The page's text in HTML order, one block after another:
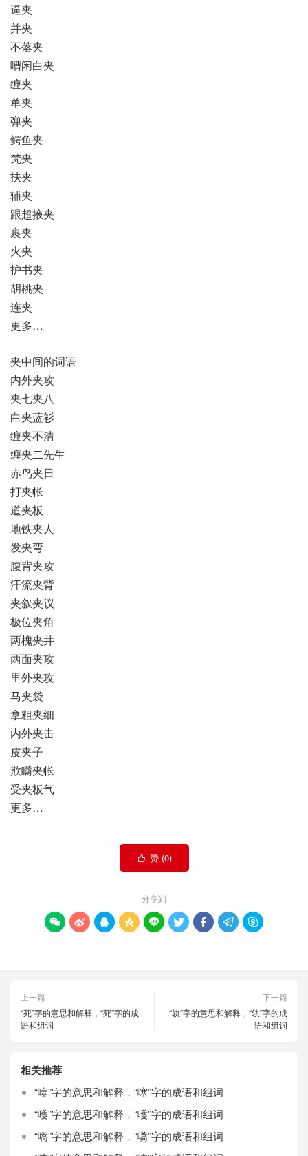
逼夹
并夹
不落夹
嘈闲白夹
缠夹
单夹
弹夹
鳄鱼夹
梵夹
扶夹
辅夹
跟超掖夹
裹夹
火夹
护书夹
胡桃夹
连夹
更多…
夹中间的词语
内外夹攻
夹七夹八
白夹蓝衫
缠夹不清
缠夹二先生
赤鸟夹日
打夹帐
道夹板
地铁夹人
发夹弯
腹背夹攻
汗流夹背
夹叙夹议
极位夹角
两槐夹井
两面夹攻
里外夹攻
马夹袋
拿粗夹细
内外夹击
皮夹子
欺瞒夹帐
受夹板气
更多…
 赞 (0)
分享到
        
上一篇
“死”字的意思和解释，“死”字的成
语和组词
下一篇
“轨”字的意思和解释，“轨”字的成
语和组词
相关推荐
“噻”字的意思和解释，“噻”字的成语和组词
“嚄”字的意思和解释，“嚄”字的成语和组词
“嚆”字的意思和解释，“嚆”字的成语和组词